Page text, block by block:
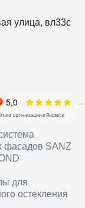
улица, вл33с
фасадов SANZ
для
остекления